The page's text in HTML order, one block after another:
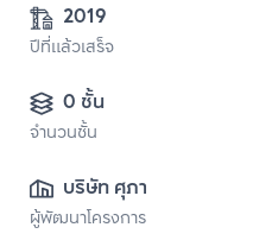
2019
ปีที่แล้วเสร็จ
0 ชั้น
จำนวนชั้น
บริษัท ศุภาลัย จำกัด
(มหาชน)
ผู้พัฒนาโครงการ